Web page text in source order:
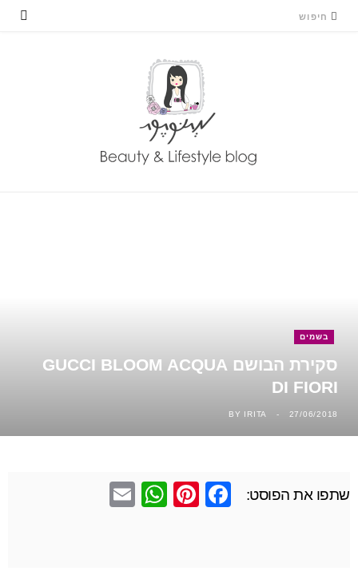
בשמים
סקירת הבושם GUCCI BLOOM ACQUA
DI FIORI
BY IRITA 27/06/2018
שתפו את הפוסט:
F
Pi
W